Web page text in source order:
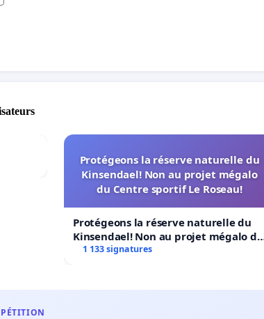
Protégeons la réserve naturelle du
Kinsendael! Non au projet mégalo
du Centre sportif Le Roseau!
Protégeons la réserve naturelle du
Kinsendael! Non au projet mégalo du
Centre sportif Le Roseau!
1 133 signatures
PÉTITION